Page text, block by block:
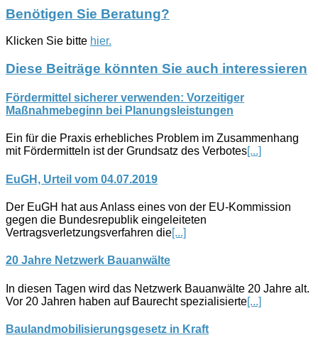
Benötigen Sie Beratung?
Klicken Sie bitte hier.
Diese Beiträge könnten Sie auch interessieren
Fördermittel sicherer verwenden: Vorzeitiger
Maßnahmebeginn bei Planungsleistungen
Ein für die Praxis erhebliches Problem im Zusammenhang
mit Fördermitteln ist der Grundsatz des Verbotes [...]
EuGH, Urteil vom 04.07.2019
Der EuGH hat aus Anlass eines von der EU-Kommission
gegen die Bundesrepublik eingeleiteten
Vertragsverletzungsverfahren die[...]
20 Jahre Netzwerk Bauanwälte
In diesen Tagen wird das Netzwerk Bauanwälte 20 Jahre alt.
Vor 20 Jahren haben auf Baurecht spezialisierte[...]
Baulandmobilisierungsgesetz in Kraft